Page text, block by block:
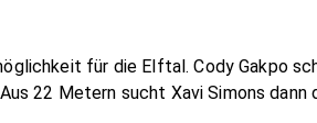
für die Elftal. Cody Gakpo
22 Metern sucht Xavi Simons